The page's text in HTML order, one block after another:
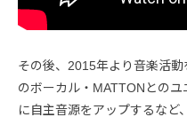
その後、2015年より音楽活
のボーカル・MATTONとの
に自主音源をアップするなど